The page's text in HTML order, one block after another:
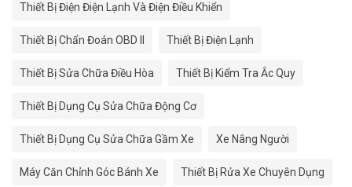
Thiết Bị Điện Điện Lạnh Và Điện Điều Khiển
Thiết Bị Chẩn Đoán OBD II Thiết Bị Điện Lạnh
Thiết Bị Sửa Chữa Điều Hòa Thiết Bị Kiểm Tra Ắc Quy
Thiết Bị Dụng Cụ Sửa Chữa Động Cơ
Thiết Bị Dụng Cụ Sửa Chữa Gầm Xe Xe Nâng Người
Máy Căn Chỉnh Góc Bánh Xe Thiết Bị Rửa Xe Chuyên Dụng